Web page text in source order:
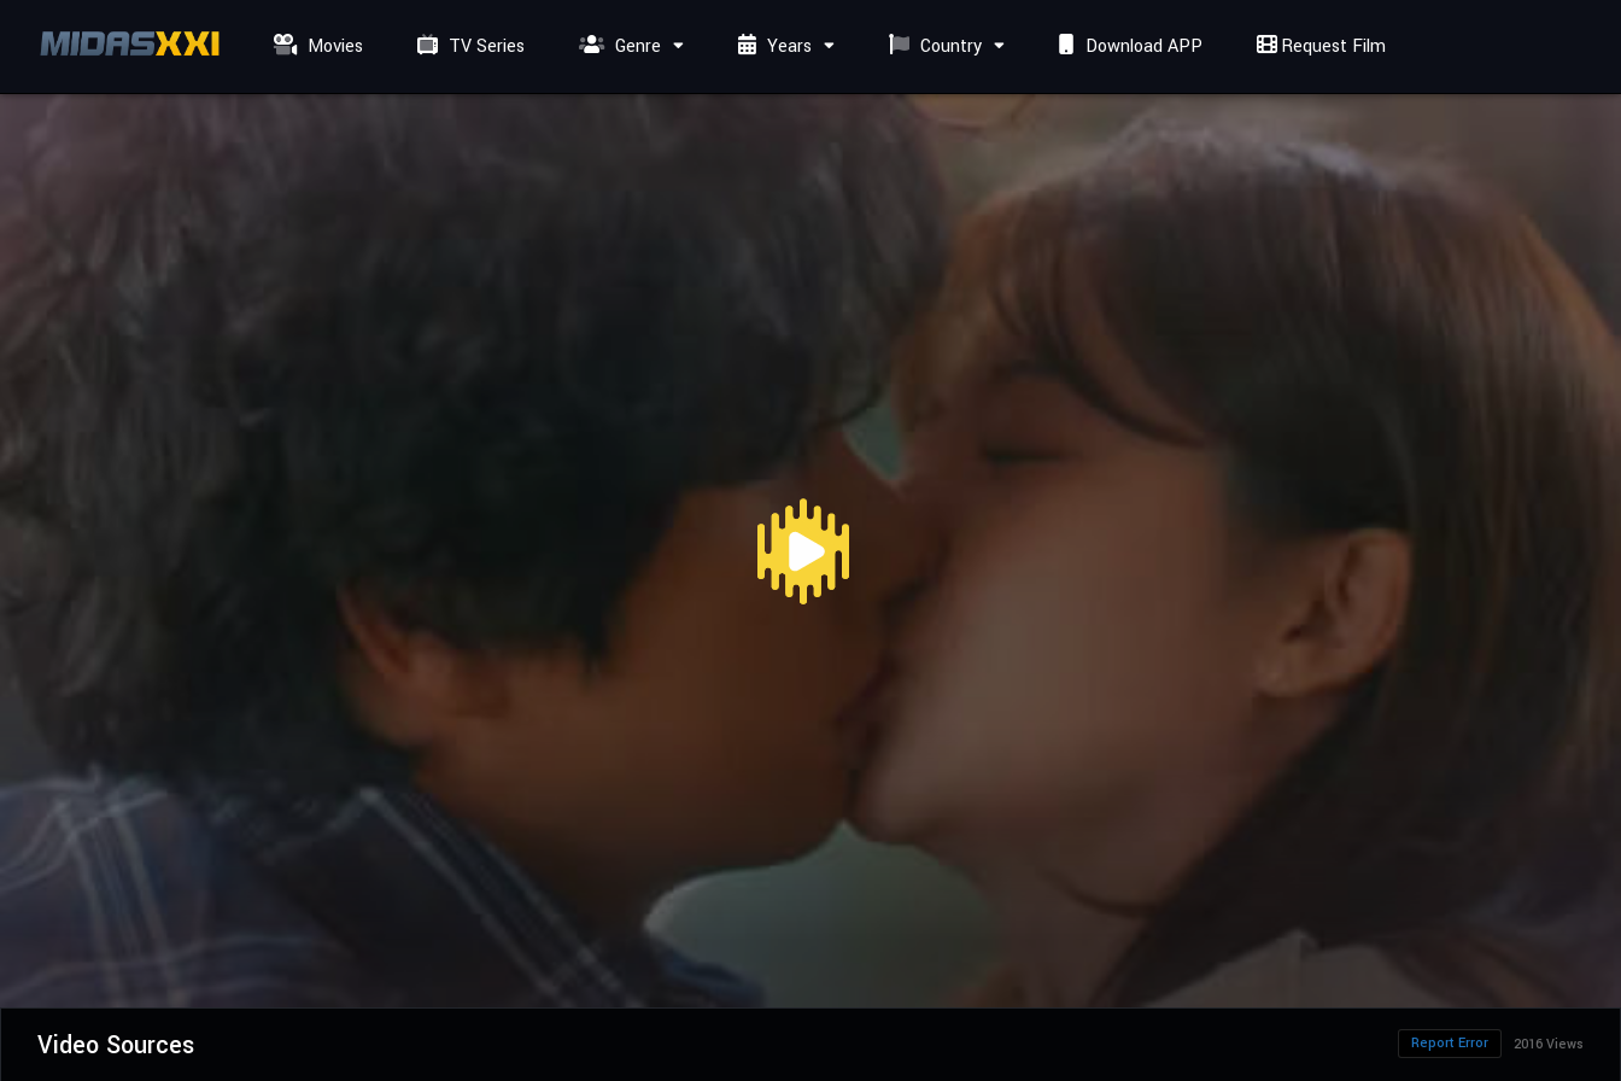
Movies TV Series Genre Years Country Download APP Request Film
Video Sources 2016 Views
Report Error